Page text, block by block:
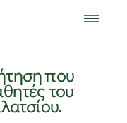
που
του